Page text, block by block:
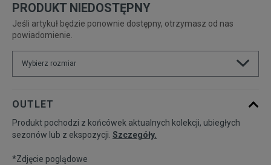
PRODUKT NIEDOSTĘPNY
Jeśli artykuł będzie ponownie dostępny, otrzymasz od nas
powiadomienie.
Wybierz rozmiar
S
Powiadom o
OUTLET
Produkt pochodzi z końcówek aktualnych kolekcji, ubiegłych
sezonów lub z ekspozycji. Szczegóły.
*Zdjęcie poglądowe